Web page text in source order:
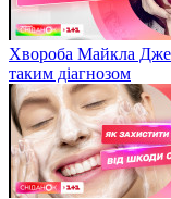
Хвороба Майкла
таким діагнозом